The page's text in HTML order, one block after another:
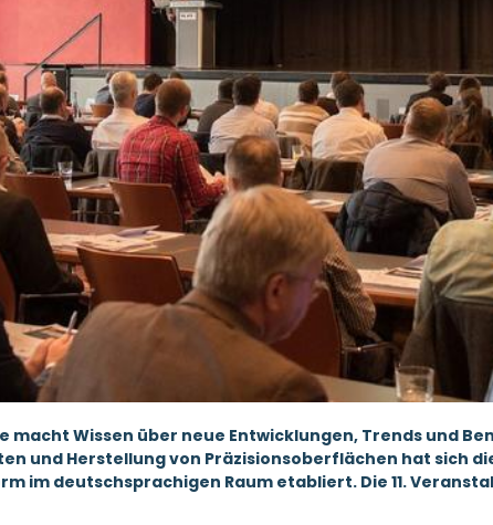
Wissen über neue Entwicklungen, Trends und
und Herstellung von Präzisionsoberflächen hat sich
deutschsprachigen Raum etabliert. Die 11.